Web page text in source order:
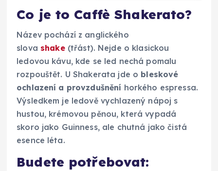
Co je to Caffè Shakerato?
Název pochází z anglického
slova shake(třást). Nejde o klasickou
ledovou kávu, kde se led nechá pomalu
rozpouštět. U Shakerata jde o bleskové
ochlazení a provzdušnění horkého espressa.
Výsledkem je ledově vychlazený nápoj s
hustou, krémovou pěnou, která vypadá
skoro jako Guinness, ale chutná jako čistá
esence léta.
Budete potřebovat: